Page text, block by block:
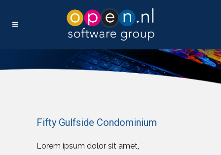
Fifty Gulfside Condominium
Lorem ipsum dolor sit amet,